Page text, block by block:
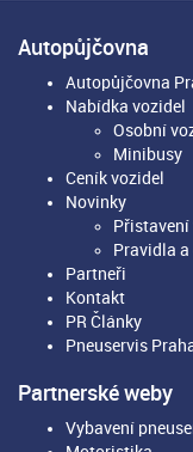
Autopůjčovna
Autopůjčovna
Nabídka vozidel
Osobní
Minibusy
Ceník vozidel
Novinky
Přistavení
Pravidla
Partneři
Kontakt
PR Články
Pneuservis
Partnerské weby
Vybavení